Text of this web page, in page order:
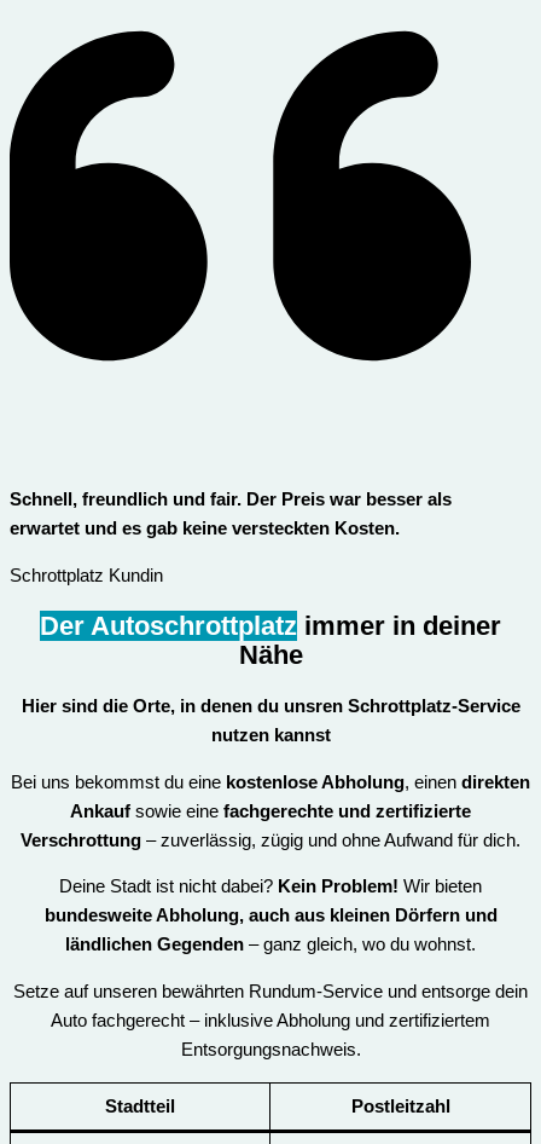
Schnell, freundlich und fair. Der Preis war besser als
erwartet und es gab keine versteckten Kosten.
Schrottplatz Kundin
Der Autoschrottplatz immer in deiner
Nähe
Hier sind die Orte, in denen du unsren Schrottplatz-Service
nutzen kannst
Bei uns bekommst du eine kostenlose Abholung, einen direkten
Ankauf sowie eine fachgerechte und zertifizierte
Verschrottung – zuverlässig, zügig und ohne Aufwand für dich.
Deine Stadt ist nicht dabei? Kein Problem! Wir bieten
bundesweite Abholung, auch aus kleinen Dörfern und
ländlichen Gegenden – ganz gleich, wo du wohnst.
Setze auf unseren bewährten Rundum-Service und entsorge dein
Auto fachgerecht – inklusive Abholung und zertifiziertem
Entsorgungsnachweis.
Stadtteil Postleitzahl